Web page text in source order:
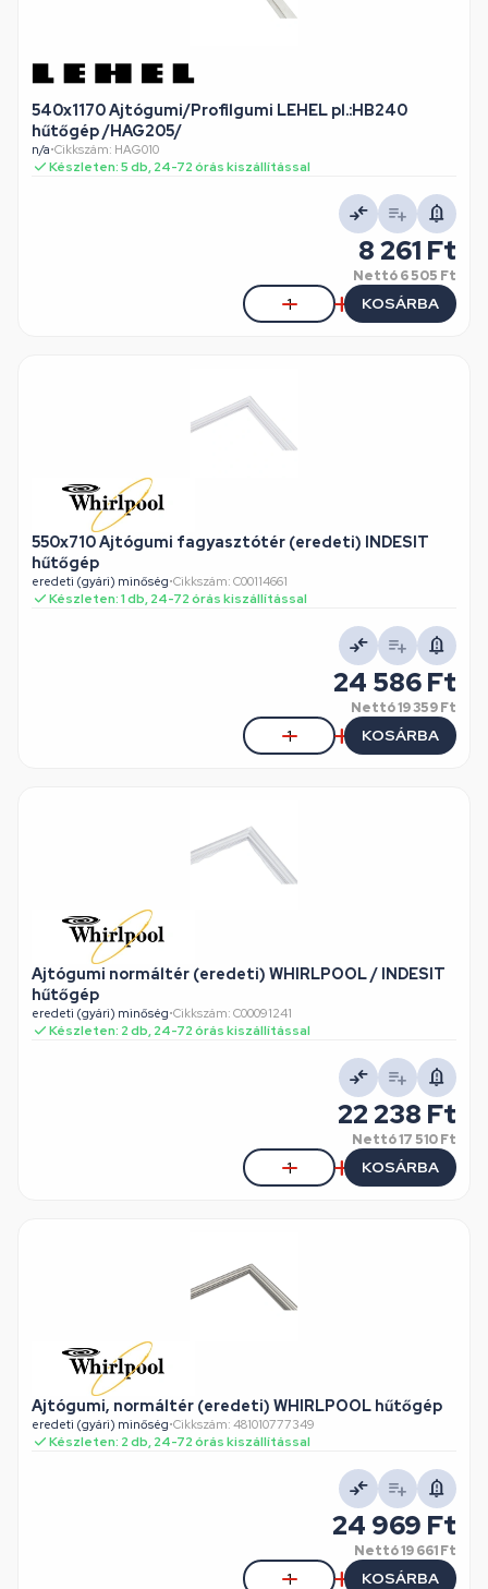
540x1170 Ajtógumi/Profilgumi LEHEL pl.:HB240
hűtőgép /HAG205/
n/a•Cikkszám: HAG010
Készleten: 5 db, 24-72 órás kiszállítással
8 261 Ft
Nettó6 505 Ft
KOSÁRBA
550x710 Ajtógumi fagyasztótér (eredeti) INDESIT
hűtőgép
eredeti (gyári) minőség•Cikkszám: C00114661
Készleten: 1 db, 24-72 órás kiszállítással
24 586 Ft
Nettó19 359 Ft
KOSÁRBA
Ajtógumi normáltér (eredeti) WHIRLPOOL / INDESIT
hűtőgép
eredeti (gyári) minőség•Cikkszám: C00091241
Készleten: 2 db, 24-72 órás kiszállítással
22 238 Ft
Nettó17 510 Ft
KOSÁRBA
Ajtógumi, normáltér (eredeti) WHIRLPOOL hűtőgép
eredeti (gyári) minőség•Cikkszám: 481010777349
Készleten: 2 db, 24-72 órás kiszállítással
24 969 Ft
Nettó19 661 Ft
KOSÁRBA